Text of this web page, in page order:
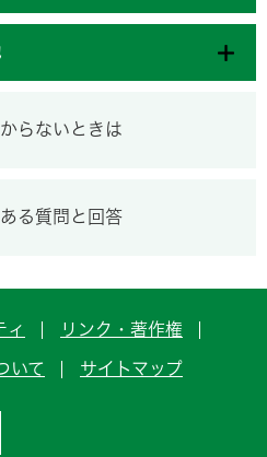
らないときは
る質問と回答
ィ リンク・著作権
いて サイトマップ